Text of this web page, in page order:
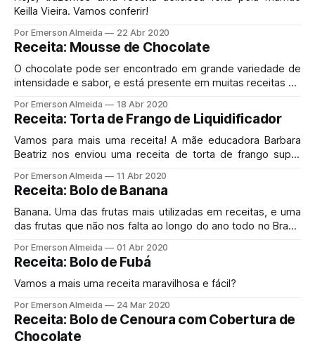
Keilla Vieira. Vamos conferir!
Por Emerson Almeida 22 Abr 2020
Receita: Mousse de Chocolate
O chocolate pode ser encontrado em grande variedade de
intensidade e sabor, e está presente em muitas receitas de
informações nutricionais do Mousse de Chocolate, você
encontrará algumas curiosidades sobre esse alimento.
Por Emerson Almeida 18 Abr 2020
Receita: Torta de Frango de Liquidificador
Vamos para mais uma receita! A mãe educadora Barbara
Beatriz nos enviou uma receita de torta de frango super
Por Emerson Almeida 11 Abr 2020
Receita: Bolo de Banana
Banana. Uma das frutas mais utilizadas em receitas, e uma
das frutas que não nos falta ao longo do ano todo no Brasil.
batida, frita, cozida ou ser utilizada como ingrediente em
diversas receitas, como é o caso da receita a seguir.
Por Emerson Almeida 01 Abr 2020
Receita: Bolo de Fubá
Vamos a mais uma receita maravilhosa e fácil?
Por Emerson Almeida 24 Mar 2020
Receita: Bolo de Cenoura com Cobertura de
Chocolate